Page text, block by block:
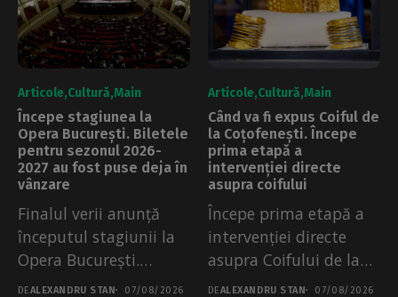
Articole Cultură Main
Începe stagiunea la
Opera București. Biletele
pentru sezonul 2026-
2027 au fost puse deja în
vânzare
Finalul verii anunță
începutul stagiunii la
Opera București.
Biletele pentru primele
DEALEXANDRU STAN 07/08/2026
Articole Cultură Main
Când va fi expus Coiful de
la Coțofenești. Începe
prima etapă a
intervenției directe
asupra coifului
Începe prima etapă a
intervenției directe
asupra Coifului de la
Coțofenești, anunță...
DEALEXANDRU STAN 07/08/2026